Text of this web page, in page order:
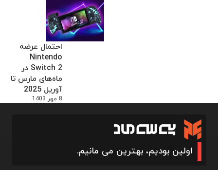
احتمال عرضه
Nintendo
Switch 2 در
ماه‌های مارس تا
آوریل 2025
8 مهر 1403
اولین بودیم، بهترین می مانیم.